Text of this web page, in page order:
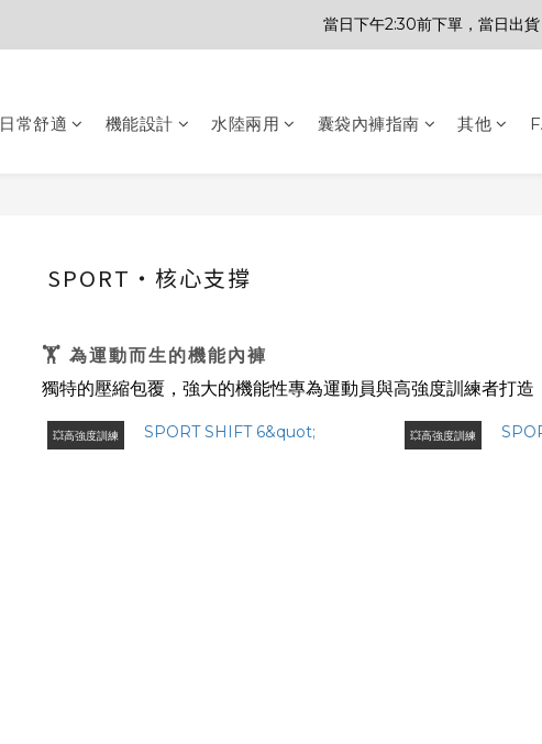
當日下午2:30前下單，當日出貨
日常舒適 機能設計 水陸兩用 囊袋內褲指南 其他
SPORT・核心支撐
🏋 為運動而生的機能內褲
獨特的壓縮包覆，強大的機能性專為運動員與高強度訓練者打造
💥高強度訓練 💥高強度訓練